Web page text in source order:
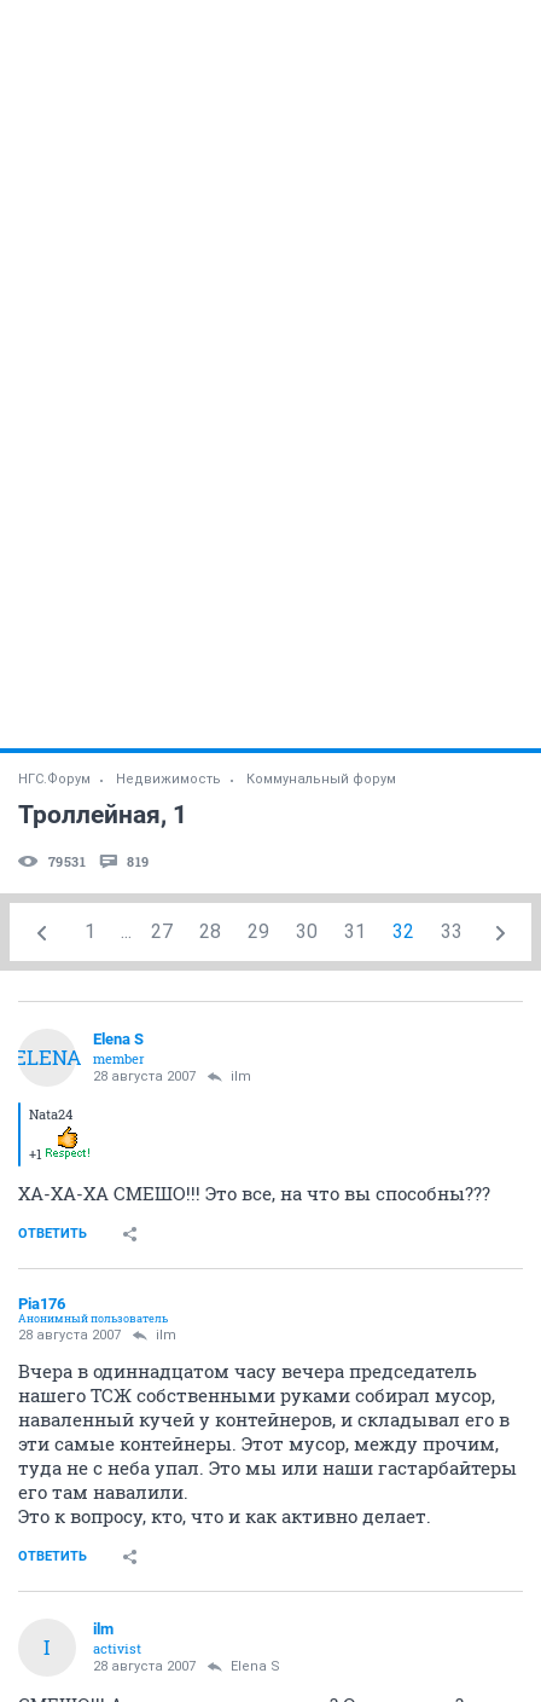
НГС.Форум Недвижимость Коммунальный форум
Троллейная, 1
79531 819
1 ... 27 28 29 30 31 32 33
ELENA
Elena S
member
28 августа 2007 ilm
Nata24
+1
ХА-ХА-ХА СМЕШО!!! Это все, на что вы способны???
ОТВЕТИТЬ
Pia176
Анонимный пользователь
28 августа 2007 ilm
Вчера в одиннадцатом часу вечера председатель
нашего ТСЖ собственными руками собирал мусор,
наваленный кучей у контейнеров, и складывал его в
эти самые контейнеры. Этот мусор, между прочим,
туда не с неба упал. Это мы или наши гастарбайтеры
его там навалили.
Это к вопросу, кто, что и как активно делает.
ОТВЕТИТЬ
I
ilm
activist
28 августа 2007 Elena S